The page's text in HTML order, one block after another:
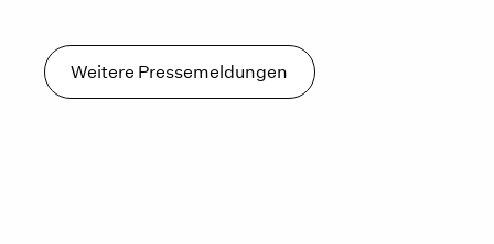
Weitere Pressemeldungen